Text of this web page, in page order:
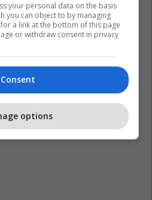
your personal data on the basis
you can object to by managing
a link at the bottom of this page
or withdraw consent in privacy
Consent
options